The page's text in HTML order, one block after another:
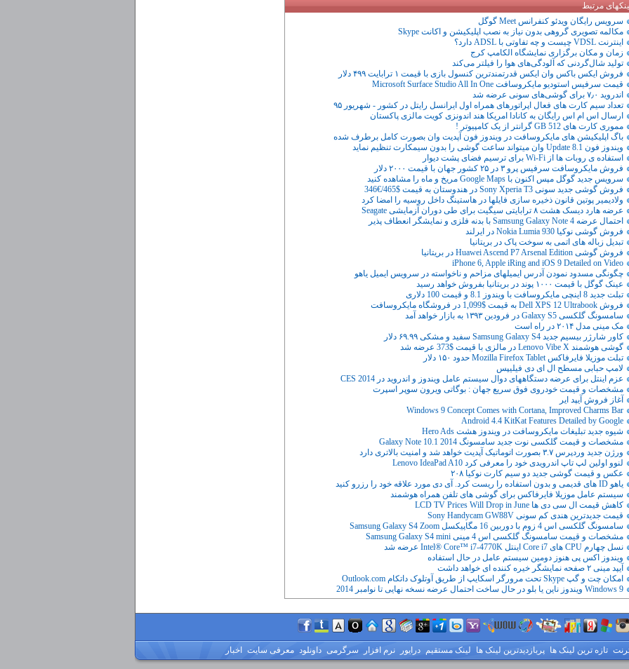
مرتبط
سرویس رایگان ویدئو کنفرانس Meet گوگل
مکالمه تصویری گروهی بدون نیاز به نصب اپلیکیشن و اکانت Skype
اینترنت VDSL چیست و چه تفاوتی با ADSL دارد؟
زمان و مکان برگزاری نمایشگاه الکامپ کرج
تولید شال‌گردنی که آلودگی‌های هوا را فیلتر می‌کند
فروش ایکس باکس وان ایکس قدرتمندترین کنسول بازی با قیمت ۱ ترابایت ۴۹۹ دلار
قیمت سرفیس استودیو مایکروسافت Microsoft Surface Studio All In One
اندروید ۷٫۰ برای گوشی‌های سونی عرضه شد
تعداد سیم کارت های فعال اپراتورهای همراه اول ایرانسل رایتل در کشور - شهریور ۹۵
ارسال اس ام اس رایگان به کانادا امریکا هند اندونزی کویت مالزی پاکستان
مموری کارت های 512 GB گرانتر از یک کامپیوتر !
باگ اپلیکیشن های مایکروسافت در ویندوز فون آپدیت وان بصورت کامل برطرف شده
ویندوز فون 8.1 Update وان میتواند ساعت گوشی را بدون سیمکارت تنظیم نماید
استفاده ی روبات ها از Wi-Fi برای ترسیم فضای پشت دیوار
فروش مایکروسافت سرفیس پرو ۳ در ۲۵ کشور جهان با قیمت ۲۰۰۰ دلار
سرویس جدید گوگل مپس اکنون با Google Maps مریخ و ماه را مشاهده کنید
فروش گوشی جدید سونی Sony Xperia T3 در هندوستان به قیمت $465/€346
ولادیمیر پوتین قانون ذخیره سازی فایلها در هاستینگ داخل روسیه را امضا کرد
عرضه هارد دیسک هشت ۸ ترابایتی سیگیت برای طی دوران آزمایشی Seagate
احتمال عرضه Samsung Galaxy Note 4 با بدنه فلزی و نمایشگر انعطاف پذیر
فروش گوشی نوکیا Nokia Lumia 930 در ایرلند
تبدیل زباله های اتمی به سوخت پاک در بریتانیا
فروش گوشی Huawei Ascend P7 Arsenal Edition در بریتانیا
iPhone 6, Apple iRing and iOS 9 Detailed on Video
چگونگی مسدود نمودن آدرس ایمیلهای مزاحم و ناخواسته در سرویس ایمیل یاهو
عینک گوگل با قیمت ۱۰۰۰ پوند در بریتانیا بفروش خواهد رسید
تبلت جدید 8 اینچی مایکروسافت با ویندوز 8.1 و قیمت 100 دلاری
فروش Dell XPS 12 Ultrabook به قیمت $1,099 در فروشگاه مایکروسافت
سامسونگ گلکسی Galaxy S5 در فرودین ۱۳۹۳ به بازار خواهد آمد
مک مینی مدل ۲۰۱۴ در راه است
کاور شارژر بیسیم جدید Samsung Galaxy S4 سفید و مشکی ۶۹.۹۹ دلار
گوشی هوشمند Lenovo Vibe X در مالزی با قیمت $373 عرضه شد
تبلت موزیلا فایرفاکس Mozilla Firefox Tablet حدود ۱۵۰ دلار
لامپ حبابی مسطح ال ای دی فیلیپس
عزم اینتل برای عرضه دستگاههای دوال سیستم عامل ویندوز و اندروید در CES 2014
مشخصات و قیمت خودروی فوق سریع جهان : بوگاتی ویرون سوپر اسپرت
آغاز فروش آیپد ایر
Windows 9 Concept Comes with Cortana, Improved Charms Bar
Android 4.4 KitKat Features Detailed by Google
شیوه جدید تبلیغات مایکروسافت در ویندوز هشت Hero Ads
مشخصات و قیمت گلکسی نوت جدید سامسونگ Galaxy Note 10.1 2014
ورژن جدید وردپرس ۳.۷ بصورت اتوماتیک آپدیت خواهد شد و امنیت بالاتری دارد
لنوو اولین لپ تاپ اندرویدی خود را معرفی کرد Lenovo IdeaPad A10
عکس و قیمت گوشی جدید دو سیم کارت نوکیا ۲۰۸
یاهو ID های قدیمی و بدون استفاده را ریست کرد. آی دی مورد علاقه خود را رزرو کنید
سیستم عامل موزیلا فایرفاکس برای گوشی های تلفن همراه هوشمند
کاهش قیمت ال سی دی ها LCD TV Prices Will Drop in June
قیمت جدیدترین هندی کم سونی Sony Handycam GW88V
سامسونگ گلکسی اس 4 زوم با دوربین 16 مگاپیکسل Samsung Galaxy S4 Zoom
مشخصات و قیمت سامسونگ گلکسی اس 4 مینی Samsung Galaxy S4 mini
نسل چهارم CPU های Core i7 اینتل Intel® Core™ i7-4770K عرضه شد
ویندوز اکس پی هنوز دومین سیستم عامل در حال استفاده
آیپد مینی ۲ صفحه نمایشگر خیره کننده ای خواهد داشت
امکان چت و گپ Skype تحت مرورگر اسکایپ از طریق آوتلوک داتکام Outlook.com
Windows 9 ویندوز ناین یا بلو در حال ساخت احتمال عرضه نسخه نهایی تا نوامبر 2014
تازه ترین لینک ها پربازدیدترین لینک ها لینک مستقیم درایور نرم افزار سرگرمی داونلود معرفی سایت اخبار